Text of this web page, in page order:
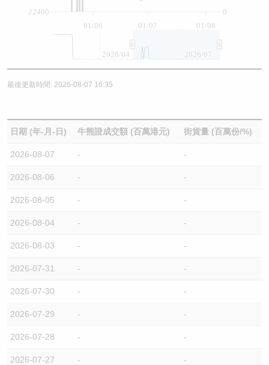
01/07
01/06 01/08
0
22400
2026/04 2026/07
最後更新時間: 2026-08-07 16:35
日期 (年-月-日) 牛熊證成交額 (百萬港元) 街貨量 (百萬份/%)
2026-08-07 - -
2026-08-06 - -
2026-08-05 - -
2026-08-04 - -
2026-08-03 - -
2026-07-31 - -
2026-07-30 - -
2026-07-29 - -
2026-07-28 - -
2026-07-27 - -